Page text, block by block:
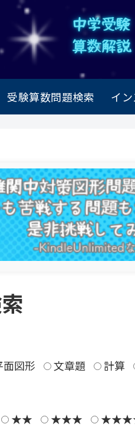
受験算数問題検索 イ
面図形 文章題 計算
★★ ★★★